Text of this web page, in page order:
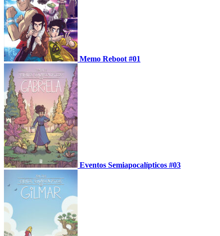
Memo Reboot #01
Eventos Semiapocalípticos #03